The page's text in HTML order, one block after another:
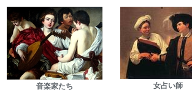
音楽家たち 女占い師